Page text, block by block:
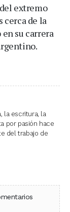
extremo
cerca de la
su carrera
la escritura, la
por pasión hace
del trabajo de
X (Twitter)
en WhatsApp